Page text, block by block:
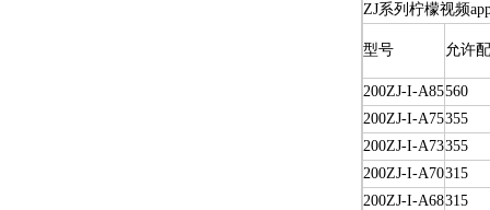
ZJ系列柠檬视频
型号 允许
200ZJ-I-A85560
200ZJ-I-A75355
200ZJ-I-A73355
200ZJ-I-A70315
200ZJ-I-A68315